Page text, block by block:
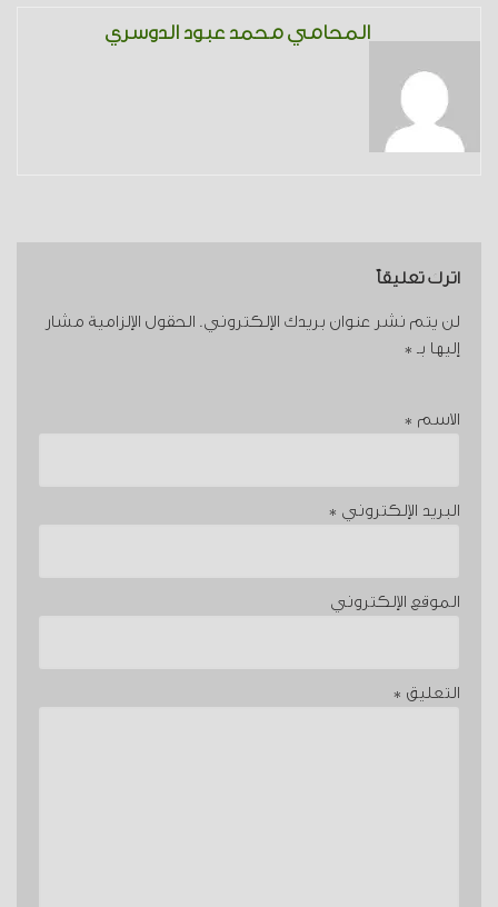
المحامي محمد عبود الدوسري
اترك تعليقاً
لن يتم نشر عنوان بريدك الإلكتروني. الحقول الإلزامية مشار
إليها بـ *
الاسم *
البريد الإلكتروني *
الموقع الإلكتروني
التعليق *